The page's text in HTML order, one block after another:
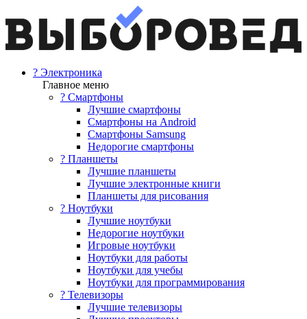
? Электроника
Главное меню
? Смартфоны
Лучшие смартфоны
Смартфоны на Android
Смартфоны Samsung
Недорогие смартфоны
? Планшеты
Лучшие планшеты
Лучшие электронные книги
Планшеты для рисования
? Ноутбуки
Лучшие ноутбуки
Недорогие ноутбуки
Игровые ноутбуки
Ноутбуки для работы
Ноутбуки для учебы
Ноутбуки для программирования
? Телевизоры
Лучшие телевизоры